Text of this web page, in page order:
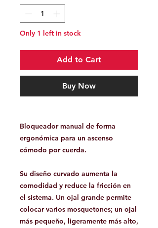
Only 1 left in stock
Add to Cart
Buy Now
Bloqueador manual de forma
ergonómica para un ascenso
cómodo por cuerda.
Su diseño curvado aumenta la
comodidad y reduce la fricción en
el sistema. Un ojal grande permite
colocar varios mosquetones; un ojal
más pequeño, ligeramente más alto,